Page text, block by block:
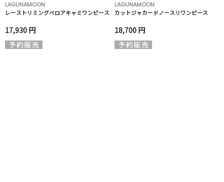
LAGUNAMOON
レーストリミングベロアキャミワンピース
17,930 円
LAGUNAMOON
カットジャカードノースリワンピース
18,700 円